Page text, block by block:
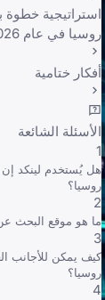
استراتيجية
روسيا في عام 2026
أفكار ختامية
الأسئلة الشائعة
1
روسيا؟
2
ما هو موقع البحث
3
كيف يمكن للأجانب
روسيا؟
4